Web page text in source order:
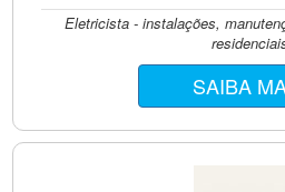
Eletricista - instalações,
SAIBA